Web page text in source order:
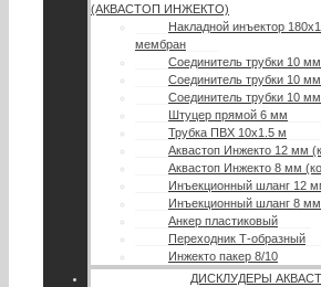
(АКВАСТОП ИНЖЕКТО)
Накладной инъектор
мембран
Соединитель трубки 10
Соединитель трубки 10
Соединитель трубки 10
Штуцер прямой 6 мм
Трубка ПВХ 10х1.5 м
Аквастоп Инжекто 12 мм
Аквастоп Инжекто 8 мм
Инъекционный шланг 12
Инъекционный шланг 8 мм
Анкер пластиковый
Переходник Т-образный
Инжекто пакер 8/10
ДИСКЛУДЕРЫ